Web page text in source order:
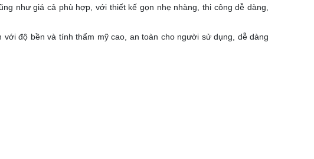
như giá cả phù hợp, với thiết kế gọn nhẹ nhàng, thi công dễ dàng,
độ bền và tính thẩm mỹ cao, an toàn cho người sử dụng, dễ dàng